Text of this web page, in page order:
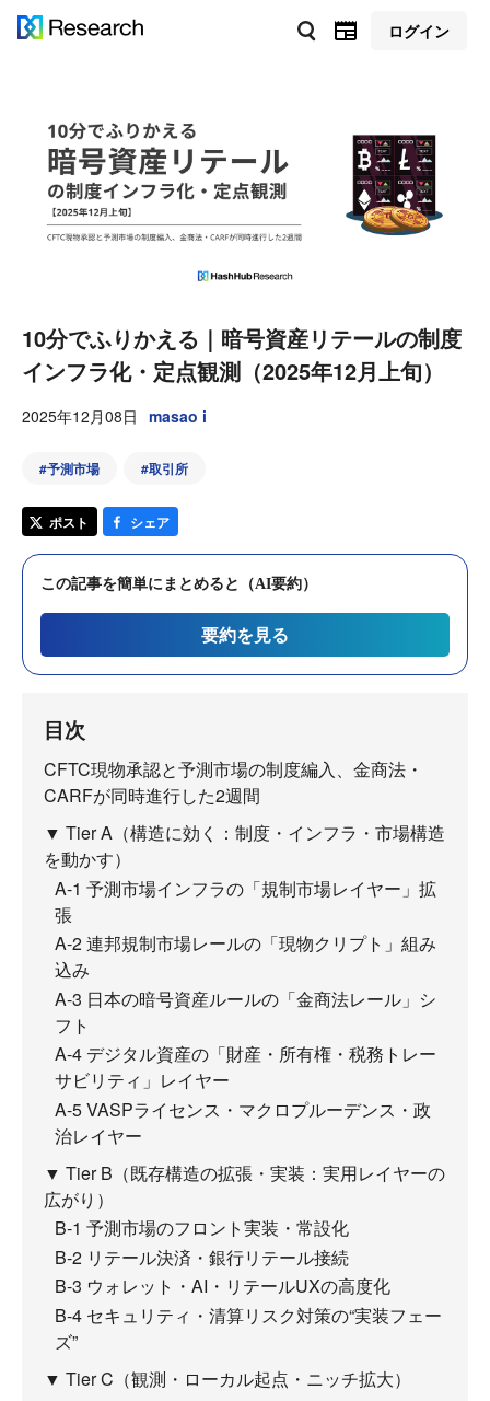
ログイン
10分でふりかえる｜暗号資産リテールの制度
インフラ化・定点観測（2025年12月上旬）
2025年12月08日 masao i
#予測市場 #取引所
ポスト シェア
この記事を簡単にまとめると（AI要約）
要約を見る
目次
CFTC現物承認と予測市場の制度編入、金商法・
CARFが同時進行した2週間
▼ Tier A（構造に効く：制度・インフラ・市場構造
を動かす）
A-1 予測市場インフラの「規制市場レイヤー」拡
張
A-2 連邦規制市場レールの「現物クリプト」組み
込み
A-3 日本の暗号資産ルールの「金商法レール」シ
フト
A-4 デジタル資産の「財産・所有権・税務トレー
サビリティ」レイヤー
A-5 VASPライセンス・マクロプルーデンス・政
治レイヤー
▼ Tier B（既存構造の拡張・実装：実用レイヤーの
広がり）
B-1 予測市場のフロント実装・常設化
B-2 リテール決済・銀行リテール接続
B-3 ウォレット・AI・リテールUXの高度化
B-4 セキュリティ・清算リスク対策の“実装フェー
ズ”
▼ Tier C（観測・ローカル起点・ニッチ拡大）